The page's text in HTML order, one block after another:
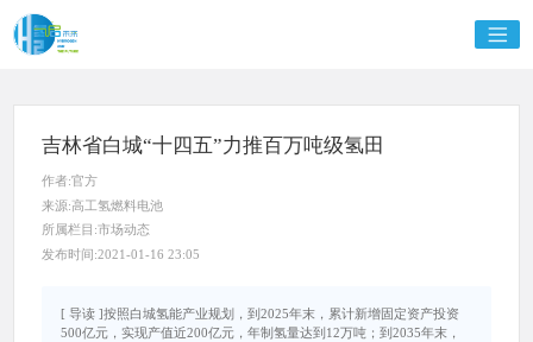
吉林省白城“十四五”力推百万吨级氢田
作者:官方
来源:高工氢燃料电池
所属栏目:市场动态
发布时间:2021-01-16 23:05
[ 导读 ]按照白城氢能产业规划，到2025年末，累计新增固定资产投资
500亿元，实现产值近200亿元，年制氢量达到12万吨；到2035年末，